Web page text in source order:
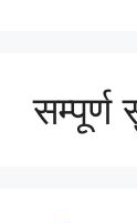
सम्पूर्ण